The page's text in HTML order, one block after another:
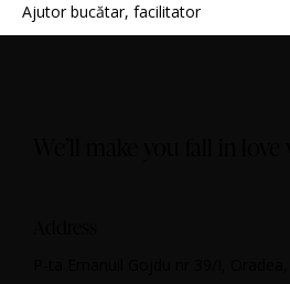
Ajutor bucătar, facilitator